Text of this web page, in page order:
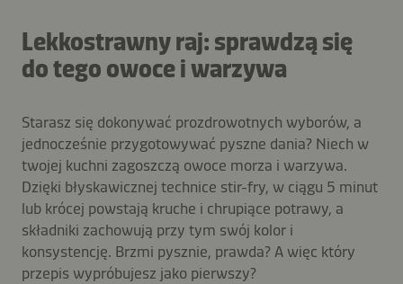
Lekkostrawny raj: sprawdzą się
do tego owoce i warzywa
Starasz się dokonywać prozdrowotnych wyborów, a
jednocześnie przygotowywać pyszne dania? Niech w
twojej kuchni zagoszczą owoce morza i warzywa.
Dzięki błyskawicznej technice stir-fry, w ciągu 5 minut
lub krócej powstają kruche i chrupiące potrawy, a
składniki zachowują przy tym swój kolor i
konsystencję. Brzmi pysznie, prawda? A więc który
przepis wypróbujesz jako pierwszy?